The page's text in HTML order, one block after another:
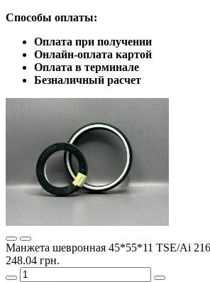
Способы оплаты:
Оплата при получении
Онлайн-оплата картой
Оплата в терминале
Безналичный расчет
Манжета шевронная 45*55*11 TSE/Ai
248.04 грн.